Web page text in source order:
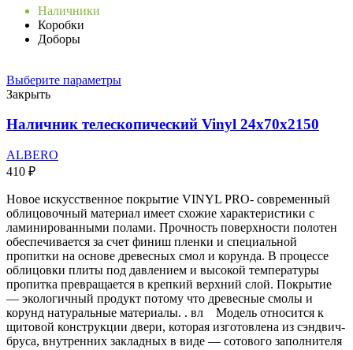
Наличники
Коробки
Доборы
Выберите параметры
Закрыть
Наличник телескопический Vinyl 24х70х2150
ALBERO
410 ₽
Новое искусственное покрытие VINYL PRO- современный
облицовочный материал имеет схожие характеристики с
ламинированными полами. Прочность поверхности полотен
обеспечивается за счет финиш пленки и специальной
пропитки на основе древесных смол и корунда. В процессе
облицовки плиты под давлением и высокой температуры
пропитка превращается в крепкий верхний слой. Покрытие
— экологичный продукт потому что древесные смолы и
корунд натуральные материалы. . вл Модель относится к
щитовой конструкции двери, которая изготовлена из сэндвич-
бруса, внутренних закладных в виде — сотового заполнителя